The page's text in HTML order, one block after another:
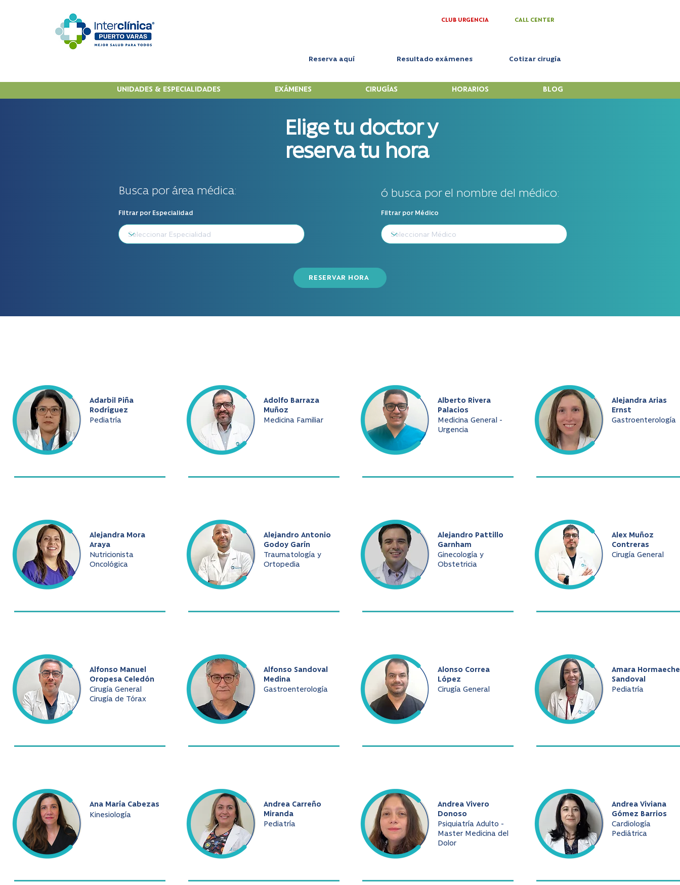
CLUB URGENCIA CALL CENTER
Reserva aquí Resultado exámenes Cotizar cirugía
UNIDADES & ESPECIALIDADES EXÁMENES CIRUGÍAS HORARIOS BLOG
Elige tu doctor y
reserva tu hora
Busca por área médica: ó busca por el nombre del médico:
Filtrar por Especialidad Filtrar por Médico
RESERVAR HORA
Adarbil Piña
Rodríguez
Pediatría
Alejandra Mora
Araya
Nutricionista
Oncológica
Alfonso Manuel
Oropesa Celedón
Cirugía General
Cirugía de Tórax
Ana María Cabezas
Kinesiología
Adolfo Barraza
Muñoz
Medicina Familiar
Alejandro Antonio
Godoy Garín
Traumatología y
Ortopedia
Alfonso Sandoval
Medina
Gastroenterología
Andrea Carreño
Miranda
Pediatría
Alberto Rivera
Palacios
Medicina General -
Urgencia
Alejandro Pattillo
Garnham
Ginecología y
Obstetricia
Alonso Correa
López
Cirugía General
Andrea Vivero
Donoso
Psiquiatría Adulto -
Master Medicina del
Dolor
Alejandra Arias
Ernst
Gastroenterología
Alex Muñoz
Contreras
Cirugía General
Amara
Sandoval
Pediatría
Andrea Viviana
Gómez Barrios
Cardiología
Pediátrica